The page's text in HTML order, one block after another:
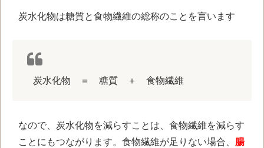
炭水化物は糖質と食物繊維の総称のことを言います
炭水化物 ＝ 糖質 ＋ 食物繊維
なので、炭水化物を減らすことは、食物繊維を減らす
ことにもつながります。食物繊維が足りない場合、 腸